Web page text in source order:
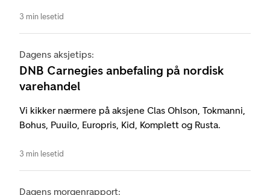
3 min lesetid
Dagens aksjetips:
DNB Carnegies anbefaling på nordisk
varehandel
Vi kikker nærmere på aksjene Clas Ohlson, Tokmanni,
Bohus, Puuilo, Europris, Kid, Komplett og Rusta.
3 min lesetid
Dagens morgenrapport: